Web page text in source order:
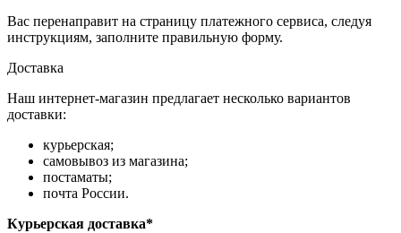
Вас перенаправит на страницу платежного сервиса, следуя
инструкциям, заполните правильную форму.
Доставка
Наш интернет-магазин предлагает несколько вариантов
доставки:
курьерская;
самовывоз из магазина;
постаматы;
почта России.
Курьерская доставка*